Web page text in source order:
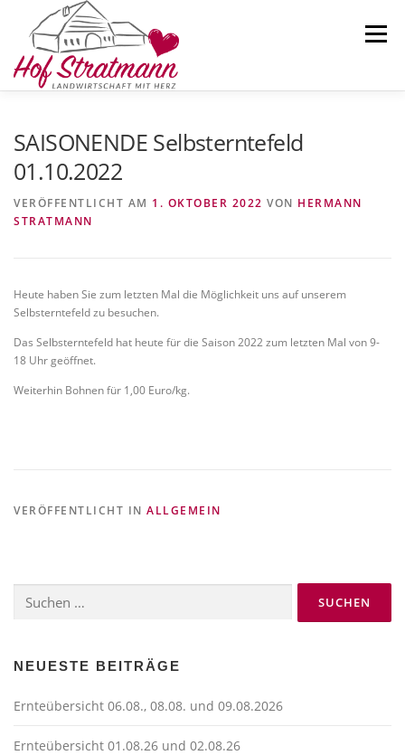
springen
Menü
SAISONENDE Selbsterntefeld
01.10.2022
VERÖFFENTLICHT AM 1. OKTOBER 2022 VON HERMANN
STRATMANN
Heute haben Sie zum letzten Mal die Möglichkeit uns auf unserem
Selbsterntefeld zu besuchen.
Das Selbsterntefeld hat heute für die Saison 2022 zum letzten Mal von 9-
18 Uhr geöffnet.
Weiterhin Bohnen für 1,00 Euro/kg.
VERÖFFENTLICHT IN ALLGEMEIN
nach:
NEUESTE BEITRÄGE
Ernteübersicht 06.08., 08.08. und 09.08.2026
Ernteübersicht 01.08.26 und 02.08.26